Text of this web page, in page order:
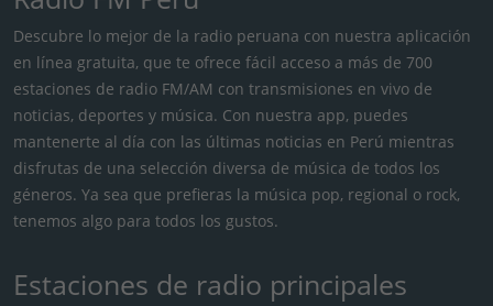
Descubre lo mejor de la radio peruana con nuestra aplicación
en línea gratuita, que te ofrece fácil acceso a más de 700
estaciones de radio FM/AM con transmisiones en vivo de
noticias, deportes y música. Con nuestra app, puedes
mantenerte al día con las últimas noticias en Perú mientras
disfrutas de una selección diversa de música de todos los
géneros. Ya sea que prefieras la música pop, regional o rock,
tenemos algo para todos los gustos.
Estaciones de radio principales